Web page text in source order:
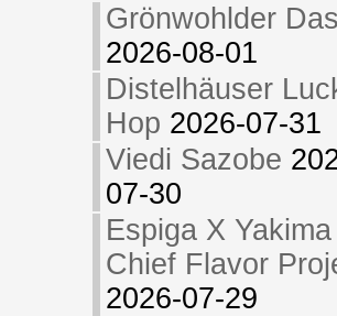
Grönwohlder
2026-08-01
Distelhäuser
Hop 2026-07-31
Viedi Sazobe
07-30
Espiga X Yakima
Chief Flavor
2026-07-29